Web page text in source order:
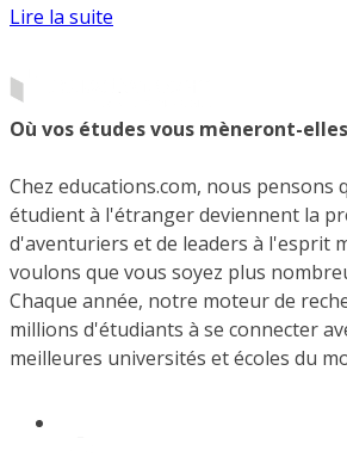
Lire la suite
Où vos études vous mèneront-
Chez educations.com, nous pensons
étudient à l'étranger deviennent la
d'aventuriers et de leaders à l'esprit
voulons que vous soyez plus
Chaque année, notre moteur de
millions d'étudiants à se connecter
meilleures universités et écoles du